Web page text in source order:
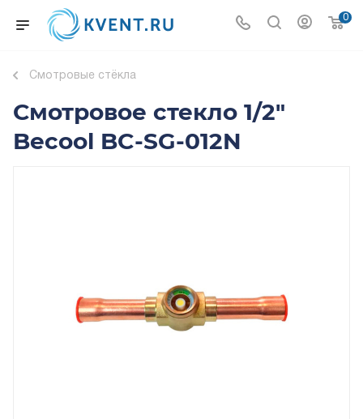
0
Смотровые стёкла
Смотровое стекло 1/2"
Becool BC-SG-012N